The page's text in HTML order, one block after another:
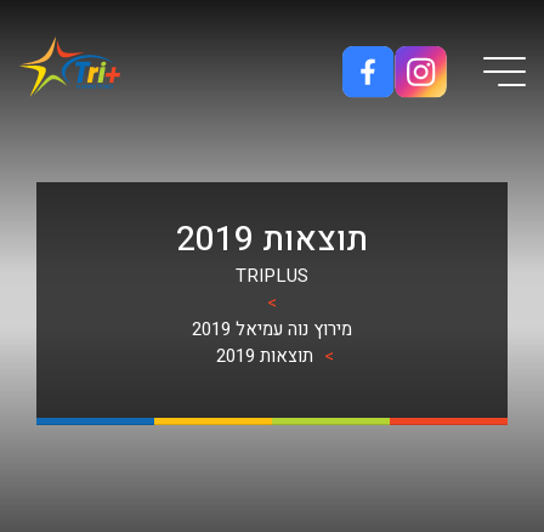
Button used only for devices with a small screen
תוצאות 2019
TRIPLUS
>
מירוץ נוה עמיאל 2019
> תוצאות 2019